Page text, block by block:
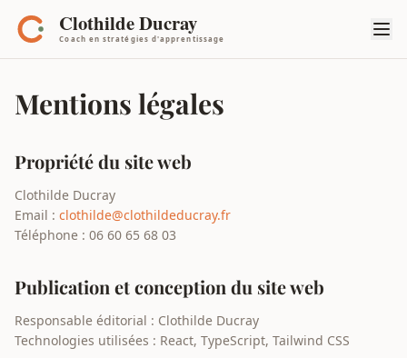
Mentions légales
Propriété du site web
Clothilde Ducray
Email : clothilde@clothildeducray.fr
Téléphone : 06 60 65 68 03
Publication et conception du site web
Responsable éditorial : Clothilde Ducray
Technologies utilisées : React, TypeScript, Tailwind CSS